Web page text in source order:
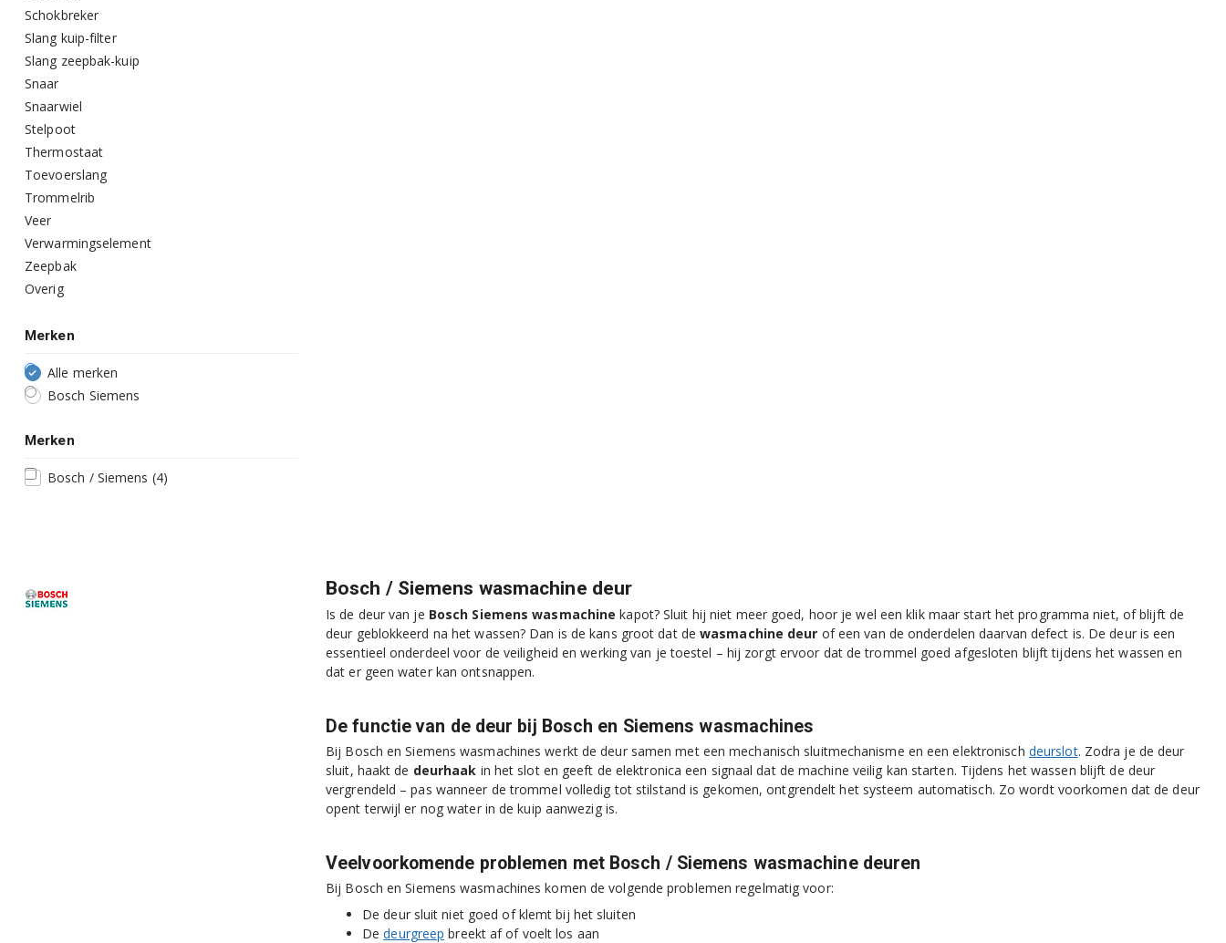
Schokbreker
Slang kuip-filter
Slang zeepbak-kuip
Snaar
Snaarwiel
Stelpoot
Thermostaat
Toevoerslang
Trommelrib
Veer
Verwarmingselement
Zeepbak
Overig
Merken
Alle merken
Bosch Siemens
Merken
Bosch / Siemens (4)
Bosch / Siemens wasmachine deur
Is de deur van je Bosch Siemens wasmachine kapot? Sluit hij niet meer goed, hoor je wel een klik maar start het programma niet, of blijft de
deur geblokkeerd na het wassen? Dan is de kans groot dat dewasmachine deur of een van de onderdelen daarvan defect is. De deur is een
essentieel onderdeel voor de veiligheid en werking van je toestel – hij zorgt ervoor dat de trommel goed afgesloten blijft tijdens het wassen en
dat er geen water kan ontsnappen.
De functie van de deur bij Bosch en Siemens wasmachines
Bij Bosch en Siemens wasmachines werkt de deur samen met een mechanisch sluitmechanisme en een elektronisch deurslot. Zodra je de deur
sluit, haakt de deurhaak in het slot en geeft de elektronica een signaal dat de machine veilig kan starten. Tijdens het wassen blijft de deur
vergrendeld – pas wanneer de trommel volledig tot stilstand is gekomen, ontgrendelt het systeem automatisch. Zo wordt voorkomen dat de deur
opent terwijl er nog water in de kuip aanwezig is.
Veelvoorkomende problemen met Bosch / Siemens wasmachine deuren
Bij Bosch en Siemens wasmachines komen de volgende problemen regelmatig voor:
De deur sluit niet goed of klemt bij het sluiten
Dedeurgreep breekt af of voelt los aan